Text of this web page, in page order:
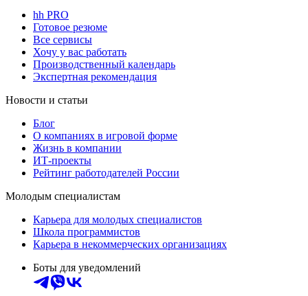
hh PRO
Готовое резюме
Все сервисы
Хочу у вас работать
Производственный календарь
Экспертная рекомендация
Новости и статьи
Блог
О компаниях в игровой форме
Жизнь в компании
ИТ-проекты
Рейтинг работодателей России
Молодым специалистам
Карьера для молодых специалистов
Школа программистов
Карьера в некоммерческих организациях
Боты для уведомлений